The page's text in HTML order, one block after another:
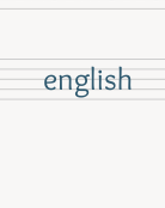
english